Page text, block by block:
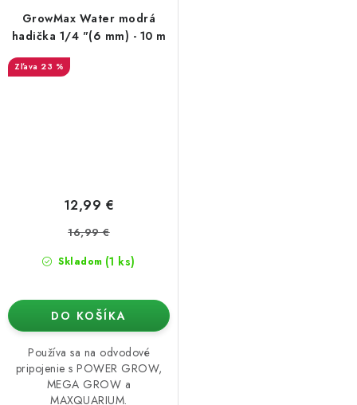
GrowMax Water modrá
hadička 1/4 "(6 mm) - 10 m
23 %
Skladom (1 ks)
12,99 €
16,99 €
DO KOŠÍKA
Používa sa na odvodové
pripojenie s POWER GROW,
MEGA GROW a
MAXQUARIUM.